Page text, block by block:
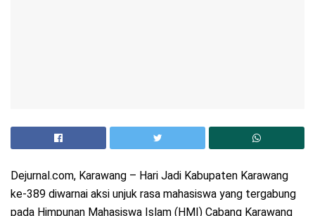
Dejurnal.com, Karawang – Hari Jadi Kabupaten Karawang
ke-389 diwarnai aksi unjuk rasa mahasiswa yang tergabung
pada Himpunan Mahasiswa Islam (HMI) Cabang Karawang